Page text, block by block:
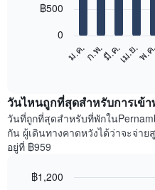
แสดง
ราคา
เฉลี่ย
ของ
ห้อง
ใน
ม.ค.ก.พ.มี.ค.เม.ย.พ.
0
฿500
วันไหนถูกที่สุดสำหรับการเข้
วันที่ถูกที่สุดสำหรับที่พักใน
กัน ผู้เดินทางคาดหวังได้ว่าจะจ่า
อยู่ที่ ฿959
฿1,200